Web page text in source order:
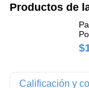
Productos de
Calificación y